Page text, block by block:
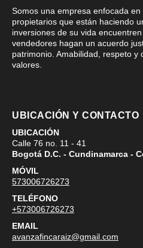
Somos una empresa enfocada
propietarios que están haciendo
inversiones de su vida
vendedores hagan un acuerdo
patrimonio. Amabilidad, respeto y
valores.
UBICACIÓN Y CONTACTO
UBICACIÓN
Calle 76 no. 11 - 41
Bogotá D.C. - Cundinamarca -
MÓVIL
573006726273
TELÉFONO
+573006726273
EMAIL
avanzafincaraiz@gmail.com